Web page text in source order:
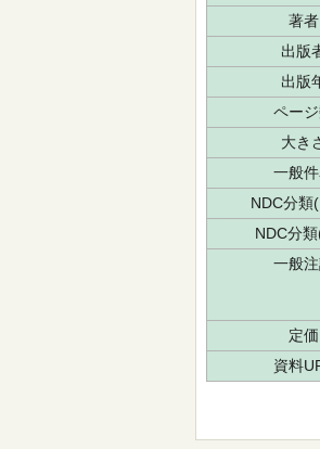
著者
出版
出版
ペー
大き
一般
NDC分類
NDC分
一般
定価
資料